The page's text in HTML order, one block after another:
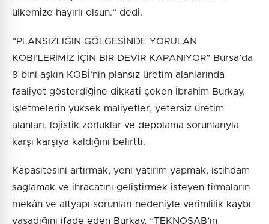
ülkemize hayırlı olsun.” dedi.
“PLANSIZLIĞIN GÖLGESİNDE YORULAN
KOBİ’LERİMİZ İÇİN BİR DEVİR KAPANIYOR” Bursa’da
8 bini aşkın KOBİ’nin plansız üretim alanlarında
faaliyet gösterdiğine dikkati çeken İbrahim Burkay,
işletmelerin yüksek maliyetler, yetersiz üretim
alanları, lojistik zorluklar ve depolama sorunlarıyla
karşı karşıya kaldığını belirtti.
Kapasitesini artırmak, yeni yatırım yapmak, istihdam
sağlamak ve ihracatını geliştirmek isteyen firmaların
mekân ve altyapı sorunları nedeniyle verimlilik kaybı
yaşadığını ifade eden Burkay, “TEKNOSAB’ın